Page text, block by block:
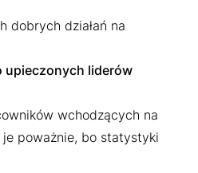
dobrych działań na
upieczonych liderów
wchodzących na
poważnie, bo statystyki